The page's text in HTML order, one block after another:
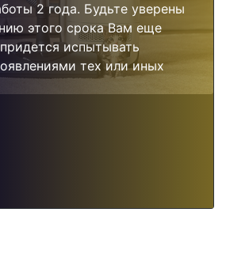
2 года. Будьте уверены
этого срока Вам еще
испытывать
тех или иных